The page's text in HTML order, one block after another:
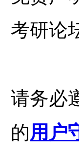
考研论
请务必
的用户